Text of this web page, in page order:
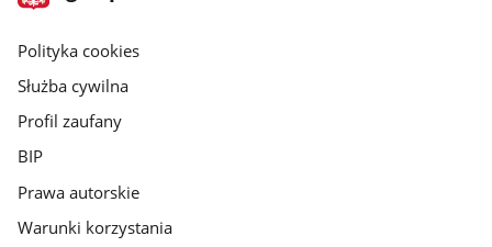
gov.pl
Polityka cookies
Służba cywilna
Profil zaufany
BIP
Prawa autorskie
Warunki korzystania